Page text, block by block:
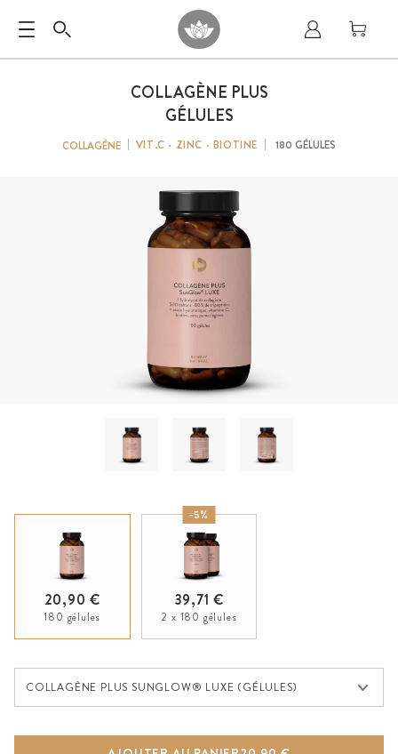
COLLAGÈNE PLUS
GÉLULES
COLLAGÈNE VIT.C · ZINC · BIOTINE 180 GÉLULES
20,90 €
180 gélules
-5%
39,71 €
2 x 180 gélules
COLLAGÈNE PLUS SUNGLOW® LUXE (GÉLULES)
Collagène Plus SunGlow® Luxe (Gélules)